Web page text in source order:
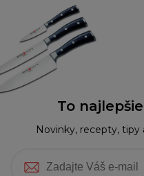
To
Novinky, recepty, tipy